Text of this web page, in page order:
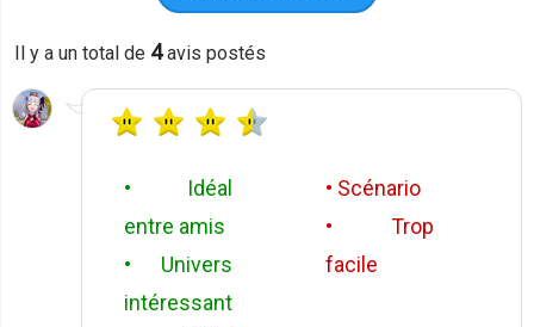
Il y a un total de 4avis postés
• Idéal
entre amis
• Univers
intéressant
• Scénario
• Trop
facile